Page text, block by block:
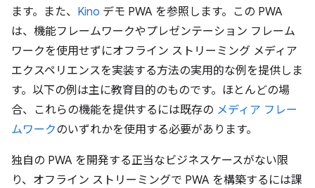
ます。また、 Kino デモ PWA を参照します。この PWA
は、機能フレームワークやプレゼンテーション フレーム
ワークを使用せずにオフライン ストリーミング メディア
エクスペリエンスを実装する方法の実用的な例を提供しま
す。以下の例は主に教育目的のものです。ほとんどの場
合、これらの機能を提供するには既存の メディア フレー
ムワークのいずれかを使用する必要があります。
独自の PWA を開発する正当なビジネスケースがない限
り、オフライン ストリーミングで PWA を構築するには課